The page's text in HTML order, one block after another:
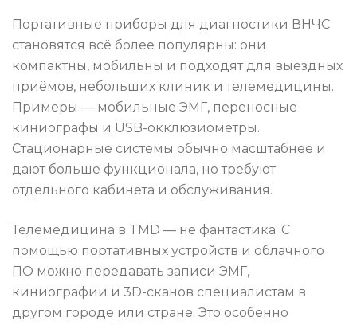
Портативные приборы для диагностики ВНЧС
становятся всё более популярны: они
компактны, мобильны и подходят для выездных
приёмов, небольших клиник и телемедицины.
Примеры — мобильные ЭМГ, переносные
киниографы и USB-окклюзиометры.
Стационарные системы обычно масштабнее и
дают больше функционала, но требуют
отдельного кабинета и обслуживания.
Телемедицина в TMD — не фантастика. С
помощью портативных устройств и облачного
ПО можно передавать записи ЭМГ,
киниографии и 3D-сканов специалистам в
другом городе или стране. Это особенно